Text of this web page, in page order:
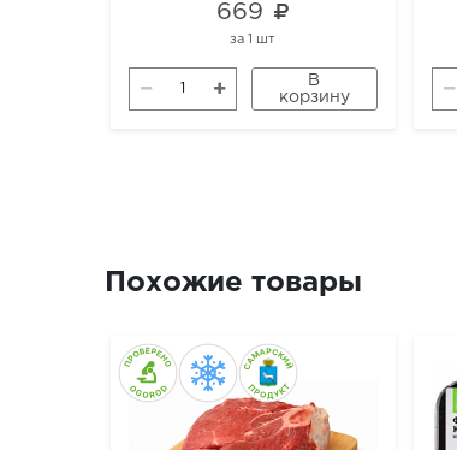
669
за1 шт
В
корзину
Похожие товары